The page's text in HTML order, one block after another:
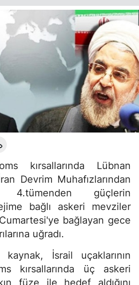
kırsallarında Lübnan
Devrim Muhafızlarından
güçlerin
bağlı askeri mevziler
bağlayan gece
uğradı.
İsrail uçaklarının
kırsallarında üç askeri
füze ile hedef aldığını